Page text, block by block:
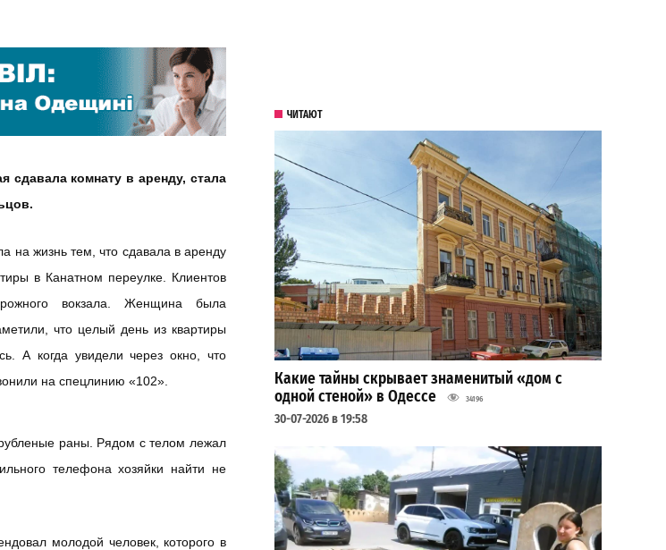
сдавала комнату в аренду, стала
на жизнь тем, что сдавала в аренду
в Канатном переулке. Клиентов
вокзала. Женщина была
что целый день из квартиры
А когда увидели через окно, что
на спецлинию «102».
раны. Рядом с телом лежал
телефона хозяйки найти не
молодой человек, которого в
ЧИТАЮТ
Какие тайны скрывает знаменитый «дом с
одной стеной» в Одессе
34196
30-07-2026 в 19:58